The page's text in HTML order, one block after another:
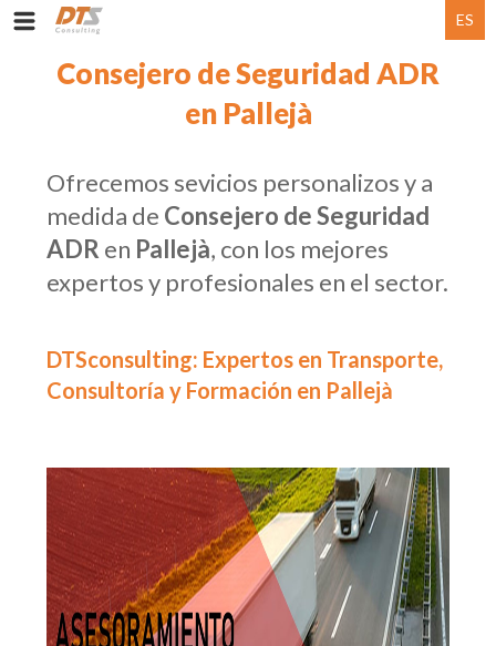
ES
Consejero de Seguridad ADR
en Pallejà
Ofrecemos sevicios personalizos y a
medida de Consejero de Seguridad
ADR en Pallejà, con los mejores
expertos y profesionales en el sector.
DTSconsulting: Expertos en Transporte,
Consultoría y Formación en Pallejà